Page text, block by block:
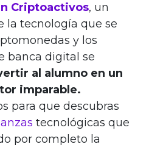
Criptoactivos, un
la tecnología que se
y los
banca digital se
al alumno en un
imparable.
para que descubras
tecnológicas que
por completo la